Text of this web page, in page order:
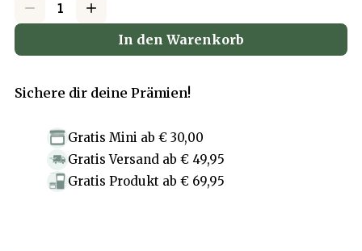
In den Warenkorb
Sichere dir deine Prämien!
Gratis Mini ab € 30,00
Gratis Versand ab € 49,95
Gratis Produkt ab € 69,95